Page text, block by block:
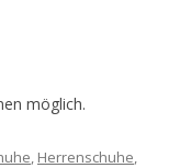
möglich.
, Herrenschuhe,